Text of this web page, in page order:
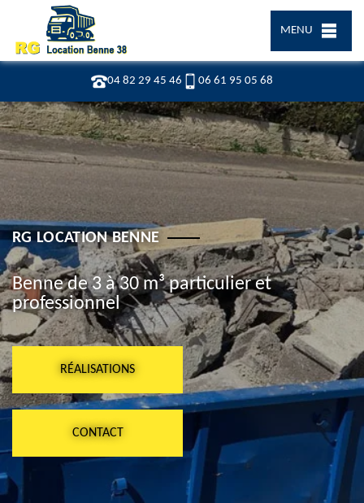
04 82 29 45 46 06 61 95 05 68
MENU
RG LOCATION BENNE
Benne de 3 à 30 m³ particulier et
professionnel
RÉALISATIONS
CONTACT